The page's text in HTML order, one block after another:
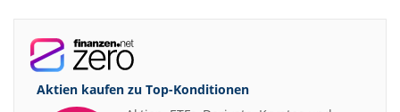
Aktien kaufen zu Top-Konditionen